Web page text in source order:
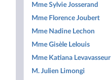
Mme Sylvie Josserand
Mme Florence Joubert
Mme Nadine Lechon
Mme Gisèle Lelouis
Mme Katiana Levavasseur
M. Julien Limongi